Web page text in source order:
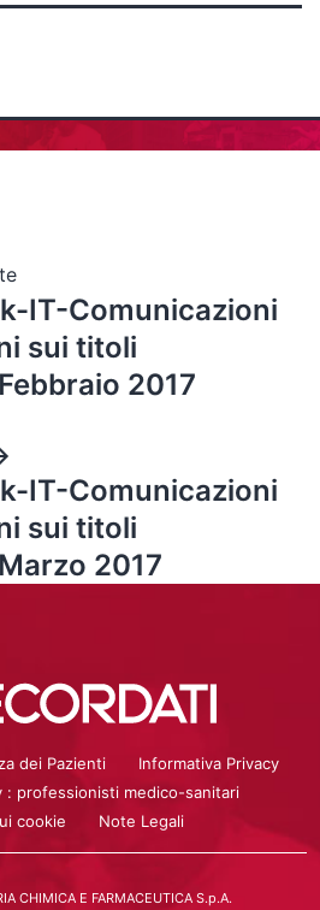
IT-Comunicazioni
sui titoli
2017
IT-Comunicazioni
sui titoli
2017
dei Pazienti
Informativa Privacy
: professionisti medico-sanitari
cookie
Note Legali
CHIMICA E FARMACEUTICA S.p.A.